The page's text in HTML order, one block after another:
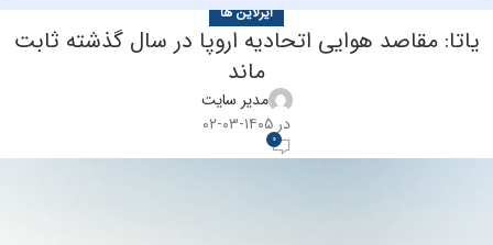
ایرلاین ها
یاتا: مقاصد هوایی اتحادیه اروپا در سال گذشته ثابت
ماند
مدیر سایت
در ۱۴۰۵-۰۳-۰۲
0